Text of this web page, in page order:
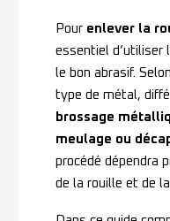
Pour enlever la
essentiel d’utiliser
le bon abrasif.
type de métal,
brossage
meulage ou
procédé dépendra
de la rouille et de